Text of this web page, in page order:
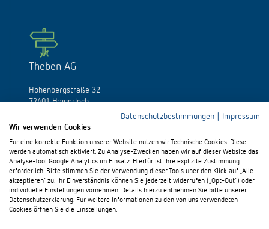
Theben AG
Hohenbergstraße 32
72401 Haigerloch
Fax: +49 (0)74 74/692-150
E-Mail:info@theben.de
Datenschutzbestimmungen
Impressum
Wir verwenden Cookies
Für eine korrekte Funktion unserer Website nutzen wir Technische Cookies. Diese
werden automatisch aktiviert. Zu Analyse-Zwecken haben wir auf dieser Website das
Analyse-Tool Google Analytics im Einsatz. Hierfür ist Ihre explizite Zustimmung
erforderlich. Bitte stimmen Sie der Verwendung dieser Tools über den Klick auf „Alle
akzeptieren“ zu. Ihr Einverständnis können Sie jederzeit widerrufen („Opt-Out“) oder
individuelle Einstellungen vornehmen. Details hierzu entnehmen Sie bitte unserer
Datenschutzerklärung. Für weitere Informationen zu den von uns verwendeten
Cookies öffnen Sie die Einstellungen.